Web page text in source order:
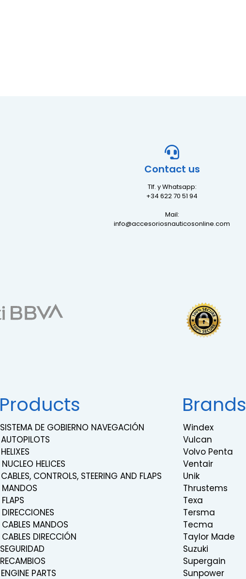
Contact us
Tlf. y Whatsapp:
+34 622 70 51 94
Mail:
info@accesoriosnauticosonline.com
Products
SISTEMA DE GOBIERNO NAVEGACIÓN
AUTOPILOTS
HELIXES
NUCLEO HELICES
CABLES, CONTROLS, STEERING AND FLAPS
MANDOS
FLAPS
DIRECCIONES
CABLES MANDOS
CABLES DIRECCIÓN
SEGURIDAD
RECAMBIOS
ENGINE PARTS
Brands
Windex
Vulcan
Volvo Penta
Ventair
Unik
Thrustems
Texa
Tersma
Tecma
Taylor Made
Suzuki
Supergain
Sunpower